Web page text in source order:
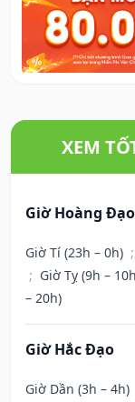
XEM
Giờ Hoàng Đạo
Giờ Tí (23h – 0h) ;
; Giờ Tỵ (9h –
– 20h)
Giờ Hắc Đạo
Giờ Dần (3h – 4h)